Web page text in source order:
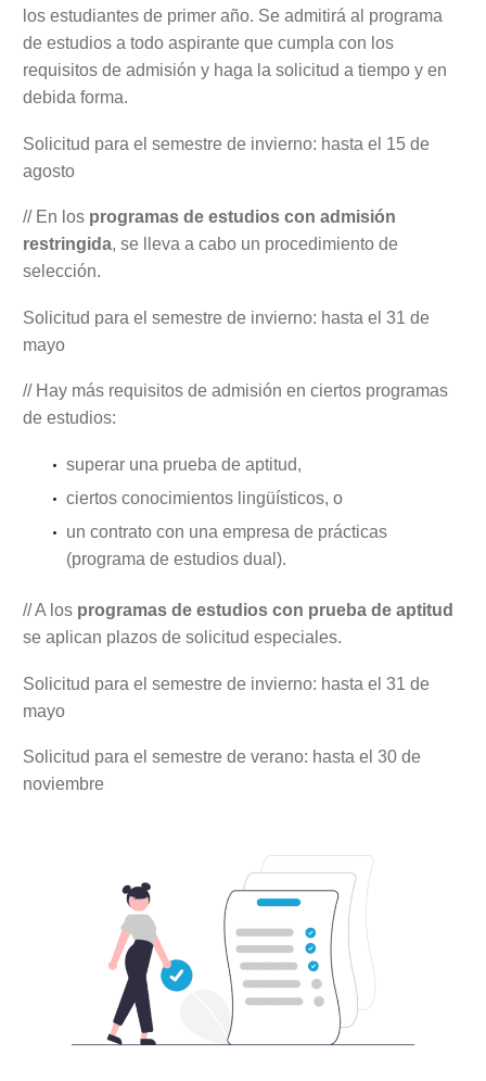
los estudiantes de primer año. Se admitirá al programa
de estudios a todo aspirante que cumpla con los
requisitos de admisión y haga la solicitud a tiempo y en
debida forma.
Solicitud para el semestre de invierno: hasta el 15 de
agosto
// En los programas de estudios con admisión
restringida, se lleva a cabo un procedimiento de
selección.
Solicitud para el semestre de invierno: hasta el 31 de
mayo
// Hay más requisitos de admisión en ciertos programas
de estudios:
superar una prueba de aptitud,
ciertos conocimientos lingüísticos, o
un contrato con una empresa de prácticas
(programa de estudios dual).
// A los programas de estudios con prueba de aptitud
se aplican plazos de solicitud especiales.
Solicitud para el semestre de invierno: hasta el 31 de
mayo
Solicitud para el semestre de verano: hasta el 30 de
noviembre